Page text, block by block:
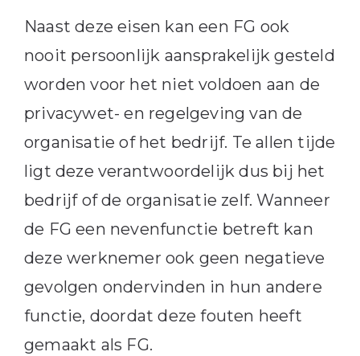
Naast deze eisen kan een FG ook
nooit persoonlijk aansprakelijk gesteld
worden voor het niet voldoen aan de
privacywet- en regelgeving van de
organisatie of het bedrijf. Te allen tijde
ligt deze verantwoordelijk dus bij het
bedrijf of de organisatie zelf. Wanneer
de FG een nevenfunctie betreft kan
deze werknemer ook geen negatieve
gevolgen ondervinden in hun andere
functie, doordat deze fouten heeft
gemaakt als FG.